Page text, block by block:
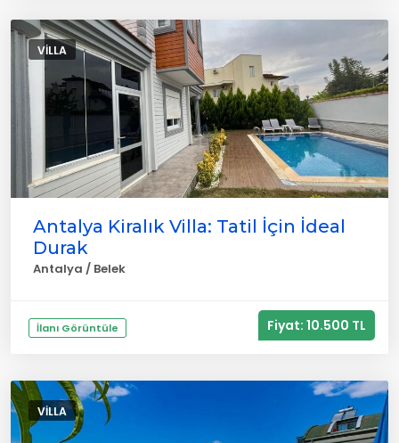
VILLA
Antalya Kiralık Villa: Tatil İçin İdeal
Durak
Antalya / Belek
İlanı Görüntüle Fiyat: 10.500 TL
VILLA